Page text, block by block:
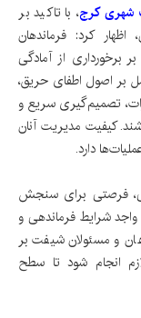
شهری کرج، با تاکید بر
اظهار کرد: فرماندهان
برخورداری از آمادگی
بر اصول اطفای حریق،
تصمیم‌گیری سریع و
کیفیت مدیریت آنان
دارد.
فرصتی برای سنجش
شرایط فرماندهی و
و مسئولان شیفت بر
انجام شود تا سطح